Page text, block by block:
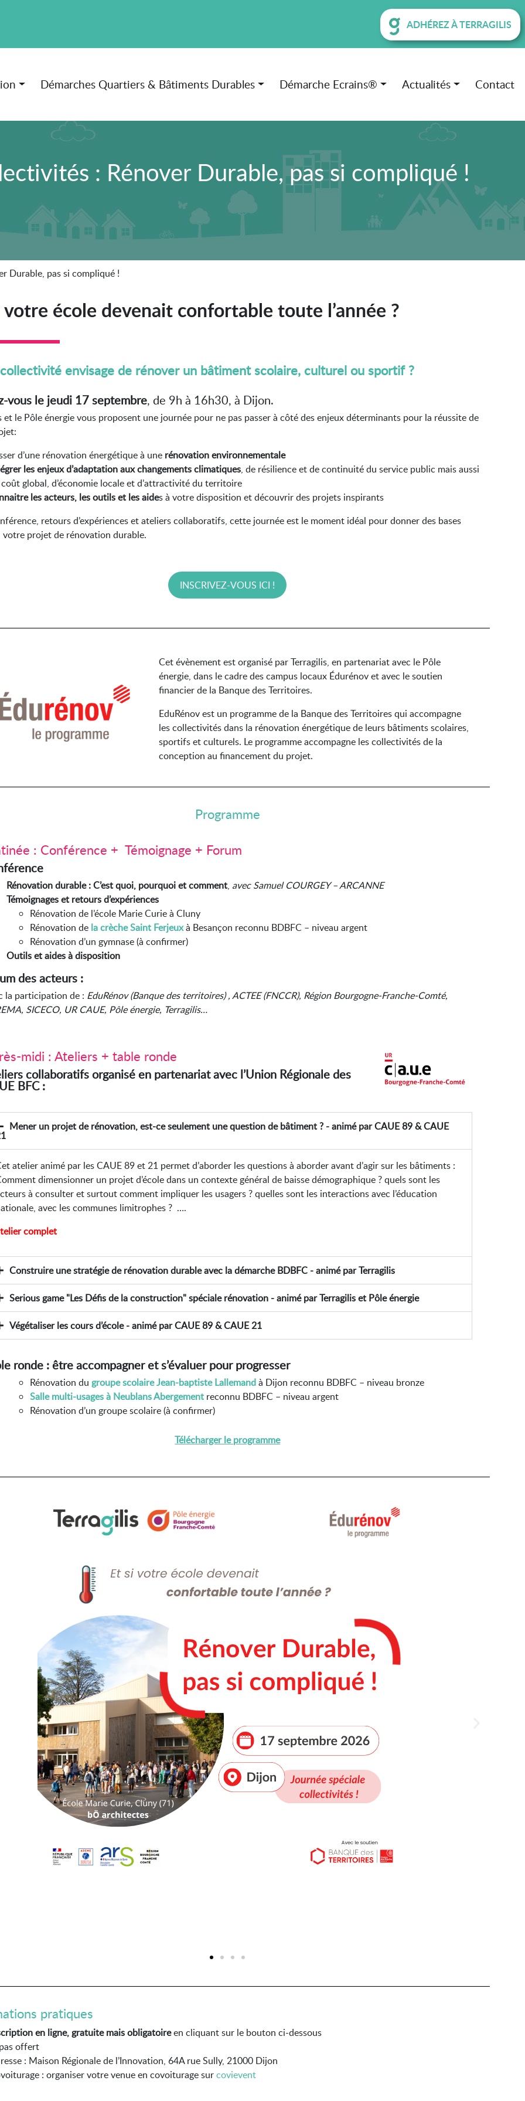
ADHÉREZ À TERRAGILIS
Démarches Quartiers & Bâtiments Durables Démarche Ecrains® Actualités Contact
: Rénover Durable, pas si compliqué !
Durable, pas si compliqué !
votre école devenait confortable toute l’année ?
envisage de rénover un bâtiment scolaire, culturel ou sportif ?
vous le jeudi 17 septembre, de 9h à 16h30, à Dijon.
et le Pôle énergie vous proposent une journée pour ne pas passer à côté des enjeux déterminants pour la réussite de
d’une rénovation énergétique à une rénovation environnementale
les enjeux d’adaptation aux changements climatiques, de résilience et de continuité du service public mais aussi
global, d’économie locale et d’attractivité du territoire
les acteurs, les outils et les aidesà votre disposition et découvrir des projets inspirants
retours d’expériences et ateliers collaboratifs, cette journée est le moment idéal pour donner des bases
votre projet de rénovation durable.
INSCRIVEZ-VOUS ICI !
Cet évènement est organisé par Terragilis, en partenariat avec le Pôle
énergie, dans le cadre des campus locaux Édurénov et avec le soutien
financier de la Banque des Territoires.
EduRénov est un programme de la Banque des Territoires qui accompagne
les collectivités dans la rénovation énergétique de leurs bâtiments scolaires,
sportifs et culturels. Le programme accompagne les collectivités de la
conception au financement du projet.
Programme
: Conférence + Témoignage + Forum
Rénovation durable : C’est quoi, pourquoi et comment, avec Samuel COURGEY – ARCANNE
Témoignages et retours d’expériences
Rénovation de l’école Marie Curie à Cluny
Rénovation de la crèche Saint Ferjeux à Besançon reconnu BDBFC – niveau argent
Rénovation d’un gymnase (à confirmer)
Outils et aides à disposition
des acteurs :
la participation de : EduRénov (Banque des territoires) , ACTEE (FNCCR), Région Bourgogne-Franche-Comté,
SICECO, UR CAUE, Pôle énergie, Terragilis…
midi : Ateliers + table ronde
collaboratifs organisé en partenariat avec l’Union Régionale des
BFC :
Mener un projet de rénovation, est-ce seulement une question de bâtiment ? - animé par CAUE 89 & CAUE
atelier animé par les CAUE 89 et 21 permet d’aborder les questions à aborder avant d’agir sur les bâtiments :
dimensionner un projet d’école dans un contexte général de baisse démographique ? quels sont les
à consulter et surtout comment impliquer les usagers ? quelles sont les interactions avec l’éducation
avec les communes limitrophes ? ….
complet
Construire une stratégie de rénovation durable avec la démarche BDBFC - animé par Terragilis
Serious game "Les Défis de la construction" spéciale rénovation - animé par Terragilis et Pôle énergie
Végétaliser les cours d’école - animé par CAUE 89 & CAUE 21
ronde :être accompagner et s’évaluer pour progresser
Rénovation du groupe scolaire Jean-baptiste Lallemandà Dijon reconnu BDBFC – niveau bronze
Salle multi-usages à Neublans Abergementreconnu BDBFC – niveau argent
Rénovation d’un groupe scolaire (à confirmer)
Télécharger le programme
pratiques
en ligne, gratuite mais obligatoireen cliquant sur le bouton ci-dessous
offert
: Maison Régionale de l’Innovation, 64A rue Sully, 21000 Dijon
: organiser votre venue en covoiturage surcovievent